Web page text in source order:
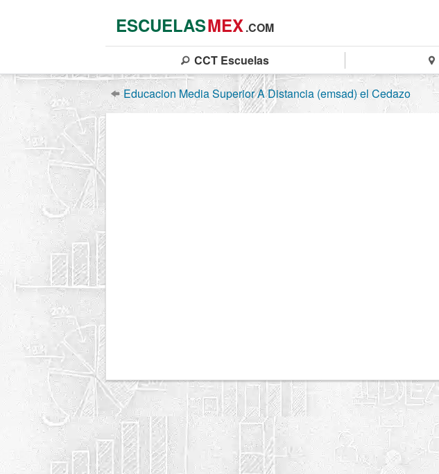
ESCUELASMEX.COM
CCT Escuelas
Educacion Media Superior A Distancia (emsad) el Cedazo